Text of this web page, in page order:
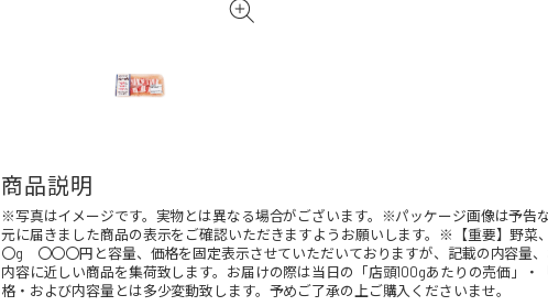
商品説明
※写真はイメージです。実物とは異なる場合がございます。※パッケージ画像は予
元に届きました商品の表示をご確認いただきますようお願いします。※【重要】野
〇g 〇〇〇円と容量、価格を固定表示させていただいておりますが、記載の内容量
内容に近しい商品を集荷致します。お届けの際は当日の「店頭100gあたりの売価」
格・および内容量とは多少変動致します。予めご了承の上ご購入くださいませ。